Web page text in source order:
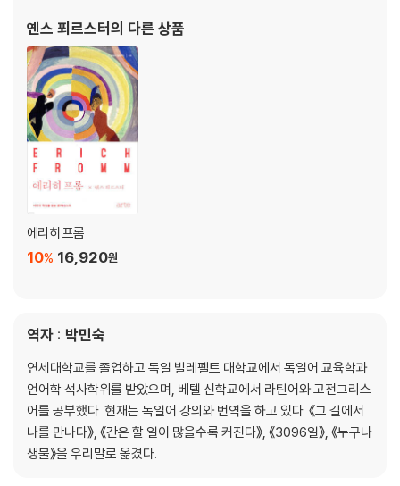
심리학을 강의하고 있다. 학자들은 근엄하다는
옌스 푀르스터의 다른 상품
에리히 프롬
16,920원
10%
역자 : 박민숙
연세대학교를 졸업하고 독일 빌레펠트 대학교에서 독일어 교육학과
언어학 석사학위를 받았으며, 베텔 신학교에서 라틴어와 고전그리스
어를 공부했다. 현재는 독일어 강의와 번역을 하고 있다. 《그 길에서
나를 만나다》, 《간은 할 일이 많을수록 커진다》, 《3096일》, 《누구나
생물》을 우리말로 옮겼다.